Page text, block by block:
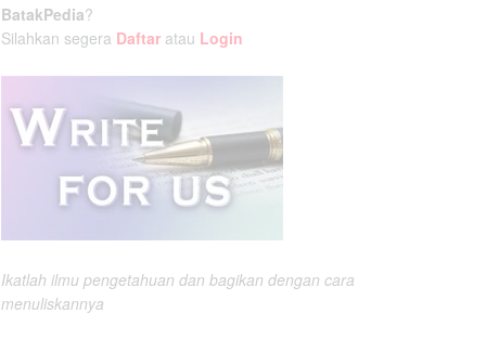
BatakPedia?
Silahkan segera Daftar atau Login
Ikatlah ilmu pengetahuan dan bagikan dengan cara
menuliskannya